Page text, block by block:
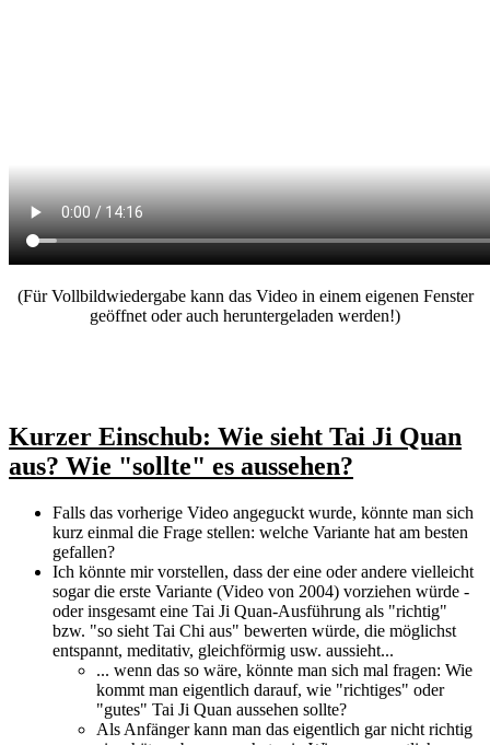
(Für Vollbildwiedergabe kann das Video in einem eigenen Fenster
geöffnet oder auch heruntergeladen werden!)
Kurzer Einschub: Wie sieht Tai Ji Quan
aus? Wie "sollte" es aussehen?
Falls das vorherige Video angeguckt wurde, könnte man sich
kurz einmal die Frage stellen: welche Variante hat am besten
gefallen?
Ich könnte mir vorstellen, dass der eine oder andere vielleicht
sogar die erste Variante (Video von 2004) vorziehen würde -
oder insgesamt eine Tai Ji Quan-Ausführung als "richtig"
bzw. "so sieht Tai Chi aus" bewerten würde, die möglichst
entspannt, meditativ, gleichförmig usw. aussieht...
... wenn das so wäre, könnte man sich mal fragen: Wie
kommt man eigentlich darauf, wie "richtiges" oder
"gutes" Tai Ji Quan aussehen sollte?
Als Anfänger kann man das eigentlich gar nicht richtig